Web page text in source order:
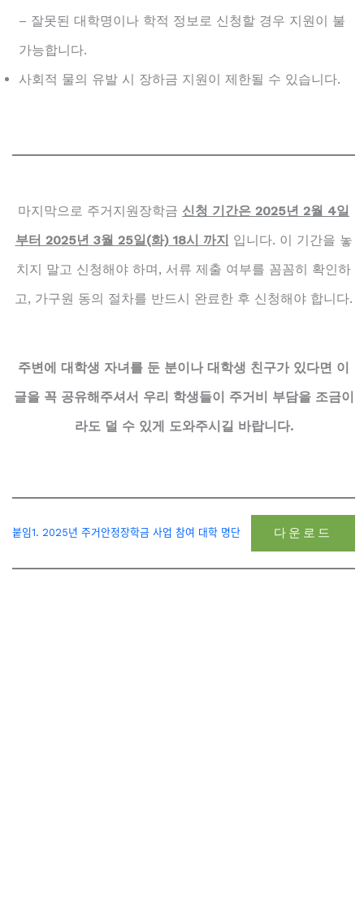
– 잘못된 대학명이나 학적 정보로 신청할 경우 지원이 불
가능합니다.
사회적 물의 유발 시 장하금 지원이 제한될 수 있습니다.
마지막으로 주거지원장학금 신청 기간은 2025년 2월 4일
부터 2025년 3월 25일(화) 18시 까지 입니다. 이 기간을 놓
치지 말고 신청해야 하며, 서류 제출 여부를 꼼꼼히 확인하
고, 가구원 동의 절차를 반드시 완료한 후 신청해야 합니다.
주변에 대학생 자녀를 둔 분이나 대학생 친구가 있다면 이
글을 꼭 공유해주셔서 우리 학생들이 주거비 부담을 조금이
라도 덜 수 있게 도와주시길 바랍니다.
붙임1. 2025년 주거안정장학금 사업 참여 대학 명단 다운로드